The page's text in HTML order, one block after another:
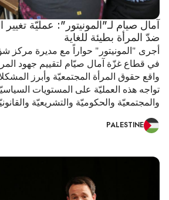
آمال صيام لـ"المونيتور": عمليّة تغيير
ضدّ المرأة بطيئة للغاية
أجرى "المونيتور" حواراً مع مديرة مركز
في قطاع غزّة آمال صيّام لتقييم جهود
واقع حقوق المرأة المجتمعيّة وأبرز
تواجه هذه العمليّة على المستويات
والمجتمعيّة والحكوميّة والتشريعيّة
PALESTINE